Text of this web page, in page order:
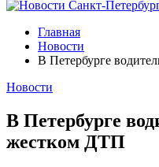
Главная
Новости
В Петербурге
Новости
В Петербурге
жестком ДТП